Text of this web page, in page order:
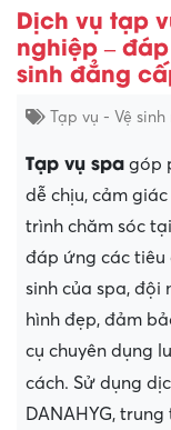
Dịch vụ tạp
nghiệp –
sinh đẳng
Tạp vụ - Vệ sinh
Tạp vụ spa góp
dễ chịu, cảm
trình chăm sóc
đáp ứng các tiêu
sinh của spa, đội
hình đẹp, đảm
cụ chuyên dụng
cách. Sử dụng
DANAHYG,